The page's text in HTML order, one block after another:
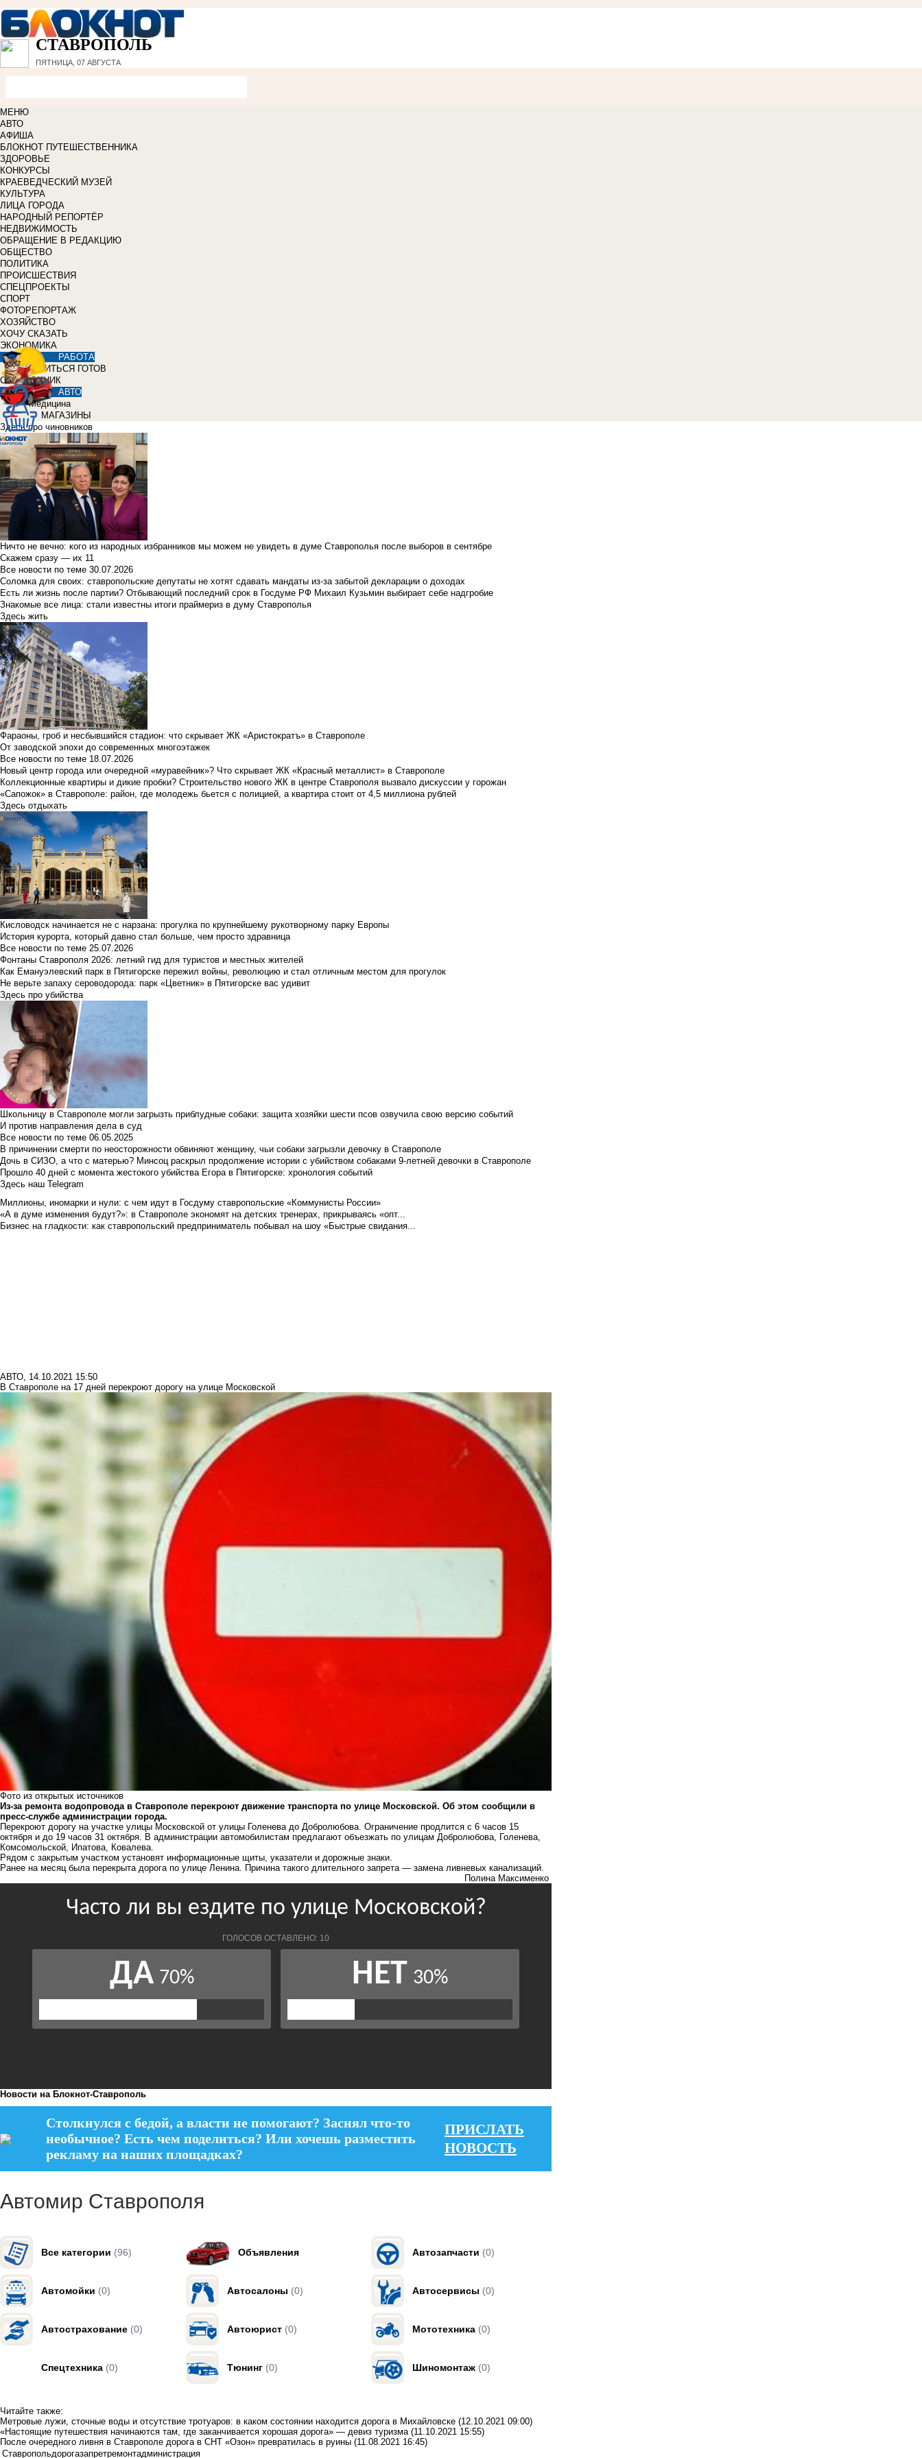
СТАВРОПОЛЬ
ПЯТНИЦА, 07 АВГУСТА
МЕНЮ
АВТО
АФИША
БЛОКНОТ ПУТЕШЕСТВЕННИКА
ЗДОРОВЬЕ
КОНКУРСЫ
КРАЕВЕДЧЕСКИЙ МУЗЕЙ
КУЛЬТУРА
ЛИЦА ГОРОДА
НАРОДНЫЙ РЕПОРТЁР
НЕДВИЖИМОСТЬ
ОБРАЩЕНИЕ В РЕДАКЦИЮ
ОБЩЕСТВО
ПОЛИТИКА
ПРОИСШЕСТВИЯ
СПЕЦПРОЕКТЫ
СПОРТ
ФОТОРЕПОРТАЖ
ХОЗЯЙСТВО
ХОЧУ СКАЗАТЬ
ЭКОНОМИКА
РАБОТА
УЧИТЬСЯ ГОТОВ
СПРАВОЧНИК
АВТО
Медицина
МАГАЗИНЫ
Здесь про чиновников
Ничто не вечно: кого из народных избранников мы можем не увидеть в думе Ставрополья после выборов в сентябре
Скажем сразу — их 11
Все новости по теме 30.07.2026
Соломка для своих: ставропольские депутаты не хотят сдавать мандаты из-за забытой декларации о доходах
Есть ли жизнь после партии? Отбывающий последний срок в Госдуме РФ Михаил Кузьмин выбирает себе надгробие
Знакомые все лица: стали известны итоги праймериз в думу Ставрополья
Здесь жить
Фараоны, гроб и несбывшийся стадион: что скрывает ЖК «Аристократъ» в Ставрополе
От заводской эпохи до современных многоэтажек
Все новости по теме 18.07.2026
Новый центр города или очередной «муравейник»? Что скрывает ЖК «Красный металлист» в Ставрополе
Коллекционные квартиры и дикие пробки? Строительство нового ЖК в центре Ставрополя вызвало дискуссии у горожан
«Сапожок» в Ставрополе: район, где молодежь бьется с полицией, а квартира стоит от 4,5 миллиона рублей
Здесь отдыхать
Кисловодск начинается не с нарзана: прогулка по крупнейшему рукотворному парку Европы
История курорта, который давно стал больше, чем просто здравница
Все новости по теме 25.07.2026
Фонтаны Ставрополя 2026: летний гид для туристов и местных жителей
Как Емануэлевский парк в Пятигорске пережил войны, революцию и стал отличным местом для прогулок
Не верьте запаху сероводорода: парк «Цветник» в Пятигорске вас удивит
Здесь про убийства
Школьницу в Ставрополе могли загрызть приблудные собаки: защита хозяйки шести псов озвучила свою версию событий
И против направления дела в суд
Все новости по теме 06.05.2025
В причинении смерти по неосторожности обвиняют женщину, чьи собаки загрызли девочку в Ставрополе
Дочь в СИЗО, а что с матерью? Минсоц раскрыл продолжение истории с убийством собаками 9-летней девочки в Ставрополе
Прошло 40 дней с момента жестокого убийства Егора в Пятигорске: хронология событий
Здесь наш Telegram
Миллионы, иномарки и нули: с чем идут в Госдуму ставропольские «Коммунисты России»
«А в думе изменения будут?»: в Ставрополе экономят на детских тренерах, прикрываясь «опт...
Бизнес на гладкости: как ставропольский предприниматель побывал на шоу «Быстрые свидания...
АВТО, 14.10.2021 15:50
В Ставрополе на 17 дней перекроют дорогу на улице Московской
Фото из открытых источников
Из-за ремонта водопровода в Ставрополе перекроют движение транспорта по улице Московской. Об этом сообщили в
пресс-службе администрации города.
Перекроют дорогу на участке улицы Московской от улицы Голенева до Добролюбова. Ограничение продлится с 6 часов 15
октября и до 19 часов 31 октября. В администрации автомобилистам предлагают объезжать по улицам Добролюбова, Голенева,
Комсомольской, Ипатова, Ковалева.
Рядом с закрытым участком установят информационные щиты, указатели и дорожные знаки.
Ранее на месяцбыла перекрыта дорога по улице Ленина. Причина такого длительного запрета — замена ливневых канализаций.
Полина Максименко
Новости на Блoкнoт-Ставрополь
Столкнулся с бедой, а власти не помогают? Заснял что-то
необычное? Есть чем поделиться? Или хочешь разместить
рекламу на наших площадках?
ПРИСЛАТЬ
НОВОСТЬ
Автомир Ставрополя
Все категории (96) Объявления Автозапчасти (0)
Автомойки (0) Автосалоны (0) Автосервисы (0)
Автострахование (0) Автоюрист (0) Мототехника (0)
Спецтехника (0) Тюнинг (0) Шиномонтаж (0)
Читайте также:
Метровые лужи, сточные воды и отсутствие тротуаров: в каком состоянии находится дорога в Михайловске (12.10.2021 09:00)
«Настоящие путешествия начинаются там, где заканчивается хорошая дорога» — девиз туризма (11.10.2021 15:55)
После очередного ливня в Ставрополе дорога в СНТ «Озон» превратилась в руины (11.08.2021 16:45)
Ставропольдорогазапретремонтадминистрация